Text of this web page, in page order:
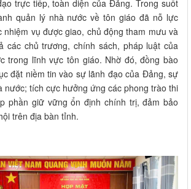
trực tiếp, toàn diện của Đảng. Trong suốt
quản lý nhà nước về tôn giáo đã nỗ lực
nhiệm vụ được giao, chủ động tham mưu và
các chủ trương, chính sách, pháp luật của
trong lĩnh vực tôn giáo. Nhờ đó, đồng bào
đặt niềm tin vào sự lãnh đạo của Đảng, sự
nước; tích cực hưởng ứng các phong trào thi
phần giữ vững ổn định chính trị, đảm bảo
trên địa bàn tỉnh.